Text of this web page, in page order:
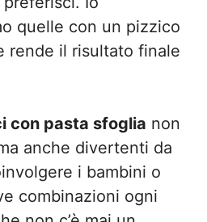
quelle con un pizzico
rende il risultato finale
con pasta sfoglia non
anche divertenti da
i bambini o
combinazioni ogni